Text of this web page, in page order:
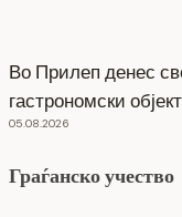
Во Прилеп денес
гастрономски
05.08.2026
Граѓанско учество